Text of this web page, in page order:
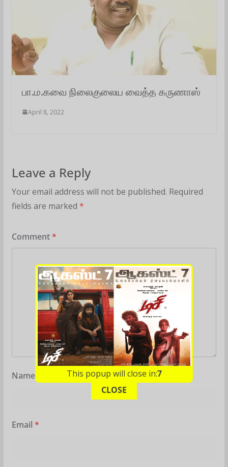
பா.ம.கவை நிலைகுலைய வைத்த கருணாஸ்
April 8, 2022
Leave a Reply
Your email address will not be published. Required
fields are marked *
Comment*
Name
Email *
This popup will close in:6
CLOSE